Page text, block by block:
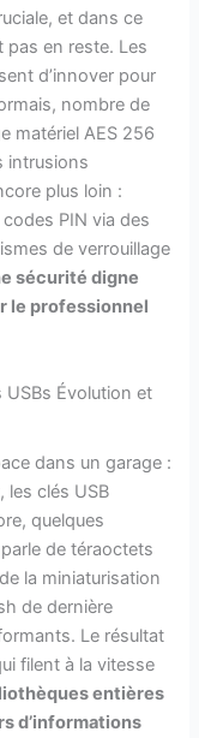
et dans ce
pas en reste. Les
d’innover pour
nombre de
matériel AES 256
intrusions
plus loin :
PIN via des
de verrouillage
sécurité digne
le professionnel
Évolution et
dans un garage :
les clés USB
quelques
de téraoctets
la miniaturisation
de dernière
Le résultat
filent à la vitesse
entières
d’informations